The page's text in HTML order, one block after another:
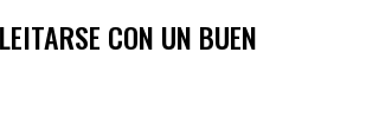
CON UN BUEN